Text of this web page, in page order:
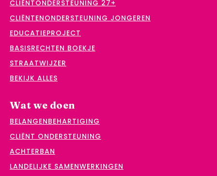
CLIËNTONDERSTEUNING 27+
CLIËNTENONDERSTEUNING JONGEREN
EDUCATIEPROJECT
BASISRECHTEN BOEKJE
STRAATWIJZER
BEKIJK ALLES
Wat we doen
BELANGENBEHARTIGING
CLIËNT ONDERSTEUNING
ACHTERBAN
LANDELIJKE SAMENWERKINGEN